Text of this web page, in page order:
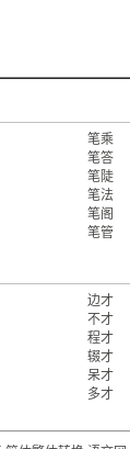
笔乘
笔答
笔陡
笔法
笔阁
笔管
边才
不才
程才
辍才
呆才
多才